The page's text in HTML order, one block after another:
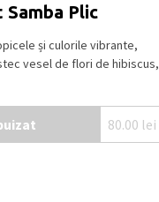
Samba Plic
și culorile vibrante,
vesel de flori de hibiscus,
80.00 lei